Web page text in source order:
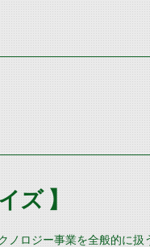
ズ 】
ノロジー事業を全般的に扱